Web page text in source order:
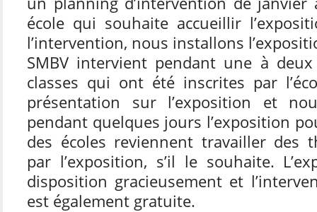
école qui souhaite accueillir
l’intervention, nous installons
SMBV intervient pendant une à
classes qui ont été inscrites par
présentation sur l’exposition et
pendant quelques jours l’exposition
des écoles reviennent travailler des
par l’exposition, s’il le souhaite.
disposition gracieusement et
est également gratuite.